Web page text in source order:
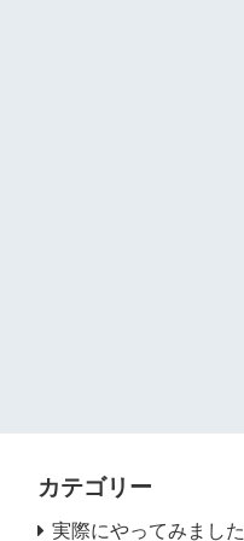
カテゴリー
実際にやってみました